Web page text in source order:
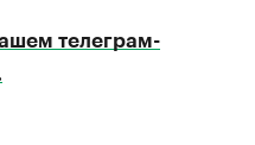
телеграм-